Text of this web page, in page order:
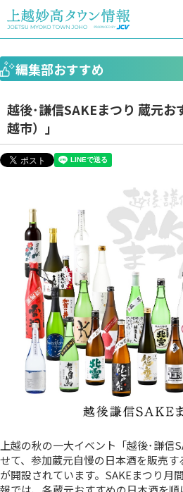
編集部おすすめ
越後･謙信SAKEまつり 蔵元お
越市）」
上越の秋の一大イベント「越後･謙信
せて、参加蔵元自慢の日本酒を販売
が開設されています。SAKEまつり月